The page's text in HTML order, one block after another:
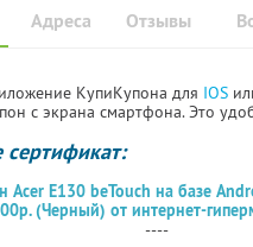
Отзывы
Адреса
КупиКупона для IOS
с экрана смартфона. Это
Acer E130 beTouch на базе
(Черный) от интернет-
----